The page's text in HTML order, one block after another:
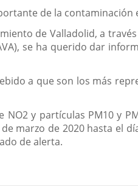
de la contaminación
de Valladolid, a
se ha querido dar
a que son los más
y partículas PM10 y
marzo de 2020 hasta el
de alerta.